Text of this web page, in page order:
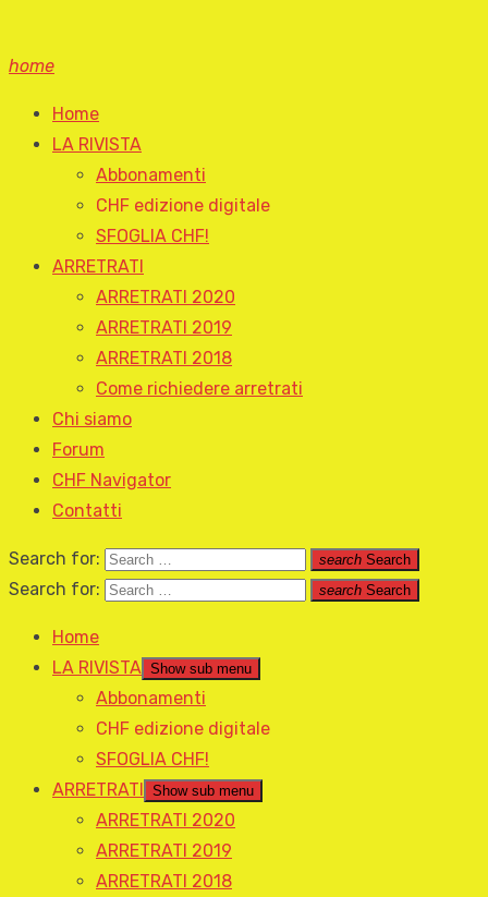
home
Home
LA RIVISTA
Abbonamenti
CHF edizione digitale
SFOGLIA CHF!
ARRETRATI
ARRETRATI 2020
ARRETRATI 2019
ARRETRATI 2018
Come richiedere arretrati
Chi siamo
Forum
CHF Navigator
Contatti
Search for: search Search
Search for: search Search
Home
LA RIVISTA Show sub menu
Abbonamenti
CHF edizione digitale
SFOGLIA CHF!
ARRETRATI
Show sub menu
ARRETRATI 2020
ARRETRATI 2019
ARRETRATI 2018